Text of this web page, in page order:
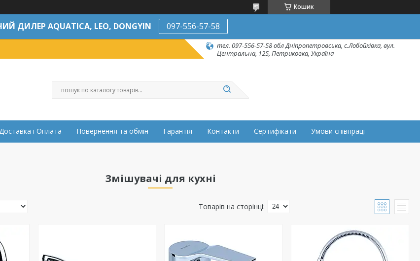
Кошик
ДИЛЕР AQUATICA, LEO, DONGYIN 097-556-57-58
тел. 097-556-57-58 обл Дніпропетровська, с.Лобойківка, вул.
Центральна, 125, Петриковка, Україна
і Оплата Повернення та обмін Гарантія Контакти Сертифікати Умови співпраці
Змішувачі для кухні